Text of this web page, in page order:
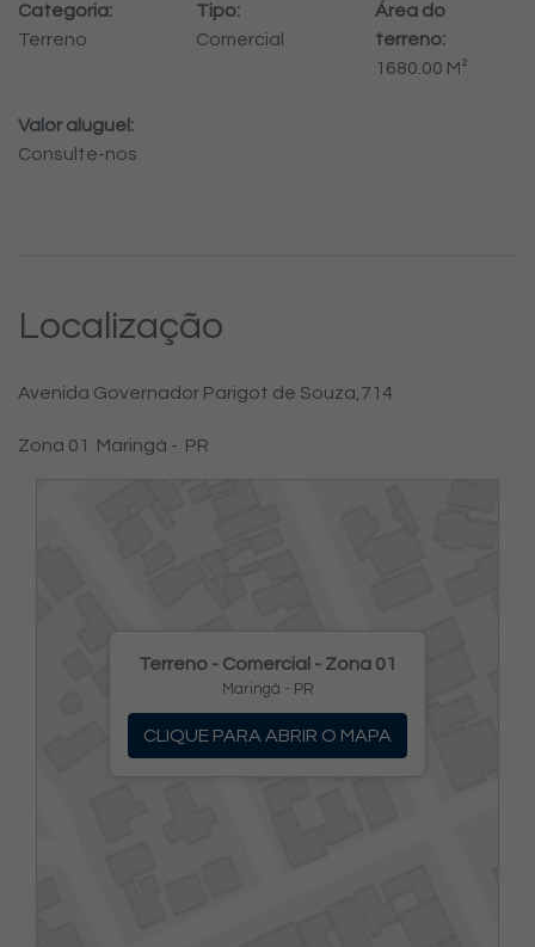
Categoria:
Terreno
Tipo:
Comercial
Área do
terreno:
1680.00 M²
Valor aluguel:
Consulte-nos
Localização
Avenida Governador Parigot de Souza,714
Zona 01 Maringá - PR
Terreno - Comercial - Zona 01
Maringá - PR
CLIQUE PARA ABRIR O MAPA